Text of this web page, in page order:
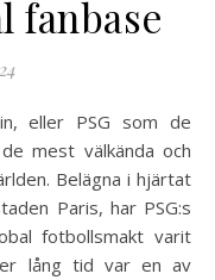
fanbase
mest välkända och
Belägna i hjärtat
Paris, har PSG:s
fotbollsmakt varit
lång tid var en av